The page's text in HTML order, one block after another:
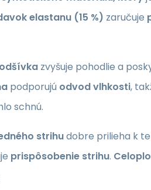
elastanu (15 %) zaručuje
zvyšuje pohodlie a
podporujú odvod vlhkosti,
schnú.
strihudobre prilieha k
prispôsobenie strihu.